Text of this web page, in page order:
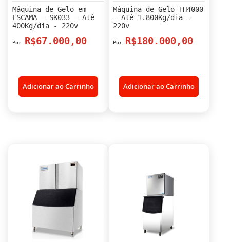
Máquina de Gelo em
ESCAMA – SK033 – Até
400Kg/dia - 220v
R$67.000,00
Adicionar ao Carrinho
Máquina de Gelo TH4000
– Até 1.800Kg/dia -
220v
R$180.000,00
Adicionar ao Carrinho